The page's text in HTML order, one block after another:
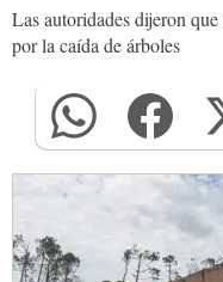
Las autoridades dijeron
por la caída de árboles